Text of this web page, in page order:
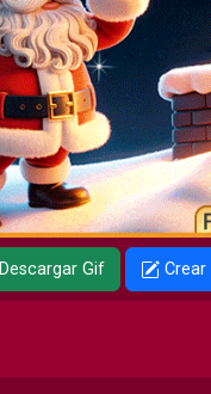
Descargar Gif Crear